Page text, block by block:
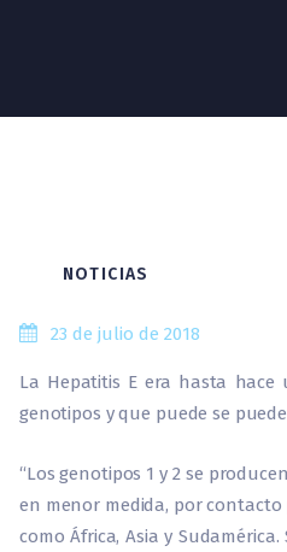
NOTICIAS
23 de julio de 2018
La Hepatitis E era hasta hace
genotipos y que puede se
“Los genotipos 1 y 2 se
en menor medida, por
como África, Asia y Sudamérica.